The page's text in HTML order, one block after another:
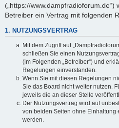
(„https://
Betreiber ein Vertrag mit folgenden
1. NUTZUNGSVERTRAG
Mit dem Zugriff auf
schließen Sie einen
(im Folgenden „Betreiber“) und
Regelungen einverstanden.
Wenn Sie mit diesen Regelungen
Sie das Board nicht weiter nutzen.
jeweils die an dieser Stelle
Der Nutzungsvertrag wird auf
von beiden Seiten ohne Einhaltung
werden.